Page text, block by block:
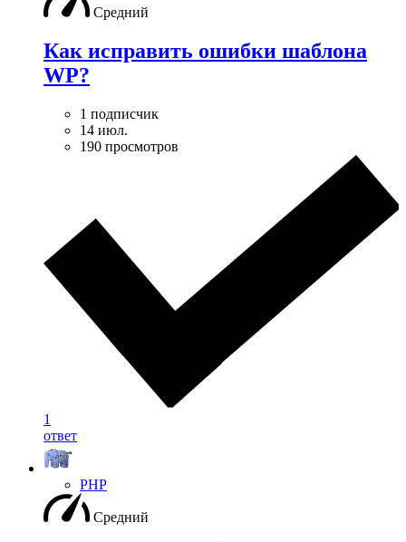
Средний
Как исправить ошибки шаблона
WP?
1 подписчик
14 июл.
190 просмотров
1
ответ
PHP
Средний